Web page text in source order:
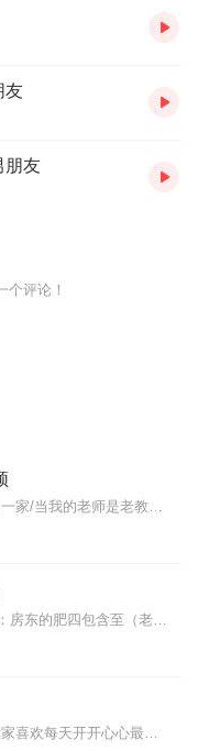
友
朋友
个评论！
爆笑每一天当我和闺蜜加入同一家/当我的老师是老教师@小红书房东的肥四
搞笑视频，搬运至xhs。原创：房东的肥四包含至（老教师的压迫感）（我和闺蜜嫁到一家）（当我有一个老教师的妈）……十分的搞笑，求订阅！
房东的肥四的搞笑视频希望大家喜欢每天开开心心最重要喜欢就关注吧